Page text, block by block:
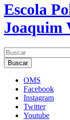
Escola
Joaquim
Buscar
OMS
Facebook
Instagram
Twitter
Youtube